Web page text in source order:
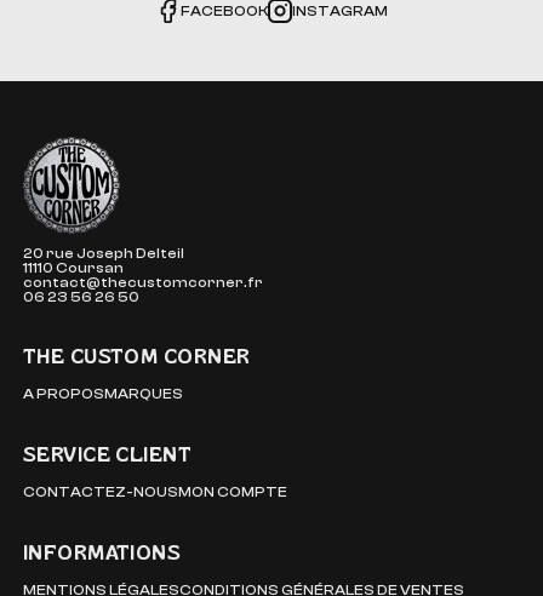
FACEBOOK INSTAGRAM
The Custom Corner
20 rue Joseph Delteil
11110 Coursan
contact@thecustomcorner.fr
06 23 56 26 50
THE CUSTOM CORNER
A PROPOSMARQUES
SERVICE CLIENT
CONTACTEZ-NOUSMON COMPTE
INFORMATIONS
MENTIONS LÉGALESCONDITIONS GÉNÉRALES DE VENTES